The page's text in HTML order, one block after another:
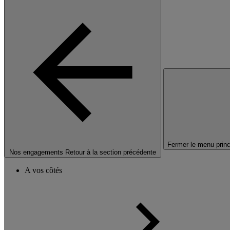
Nos engagements Retour à la section précédente
Fermer le menu
A vos côtés